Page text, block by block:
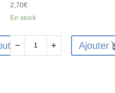
2,70€
En stock
− + Ajouter